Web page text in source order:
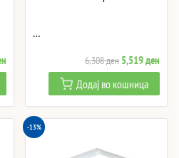
Current
price
is:
5,335 ден.
…
6,308ден Original
price
was:
6,308 ден.
5,519ден
price
is:
Додај во кошница
-13%